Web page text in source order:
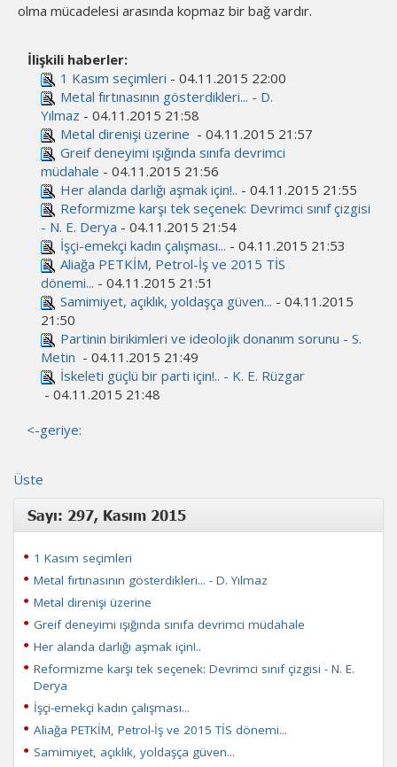
olma mücadelesi arasında kopmaz bir bağ vardır.
İlişkili haberler:
1 Kasım seçimleri - 04.11.2015 22:00
Metal fırtınasının gösterdikleri... - D.
Yılmaz - 04.11.2015 21:58
Metal direnişi üzerine - 04.11.2015 21:57
Greif deneyimi ışığında sınıfa devrimci
müdahale - 04.11.2015 21:56
Her alanda darlığı aşmak için!.. - 04.11.2015 21:55
Reformizme karşı tek seçenek: Devrimci sınıf çizgisi
- N. E. Derya - 04.11.2015 21:54
İşçi-emekçi kadın çalışması... - 04.11.2015 21:53
Aliağa PETKİM, Petrol-İş ve 2015 TİS
dönemi... - 04.11.2015 21:51
Samimiyet, açıklık, yoldaşça güven... - 04.11.2015
21:50
Partinin birikimleri ve ideolojik donanım sorunu - S.
Metin - 04.11.2015 21:49
İskeleti güçlü bir parti için!.. - K. E. Rüzgar
- 04.11.2015 21:48
<-geriye:
Üste
Sayı: 297, Kasım 2015
1 Kasım seçimleri
Metal fırtınasının gösterdikleri... - D. Yılmaz
Metal direnişi üzerine
Greif deneyimi ışığında sınıfa devrimci müdahale
Her alanda darlığı aşmak için!..
Reformizme karşı tek seçenek: Devrimci sınıf çizgisi - N. E.
Derya
İşçi-emekçi kadın çalışması...
Aliağa PETKİM, Petrol-İş ve 2015 TİS dönemi...
Samimiyet, açıklık, yoldaşça güven...